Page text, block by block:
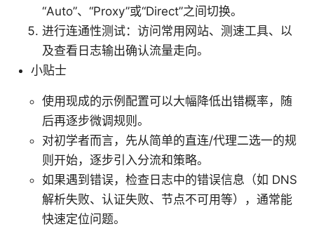
“Auto”、“Proxy”或“Direct”之间切换。
进行连通性测试：访问常用网站、测速工具、以
及查看日志输出确认流量走向。
小贴士
使用现成的示例配置可以大幅降低出错概率，随
后再逐步微调规则。
对初学者而言，先从简单的直连/代理二选一的规
则开始，逐步引入分流和策略。
如果遇到错误，检查日志中的错误信息（如 DNS
解析失败、认证失败、节点不可用等），通常能
快速定位问题。